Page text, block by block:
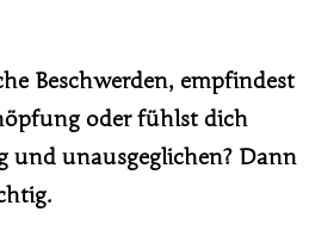
Beschwerden,
empfindest
oder fühlst
und unausgeglichen?